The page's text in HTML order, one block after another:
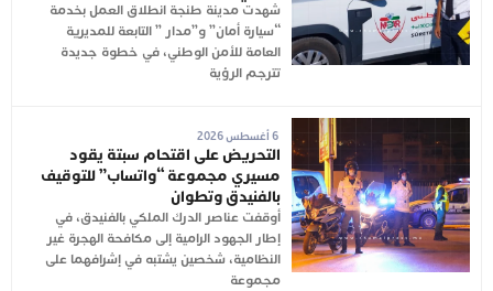
شهدت مدينة طنجة انطلاق العمل بخدمة
“سيارة أمان” و”مدار ” التابعة للمديرية
العامة للأمن الوطني، في خطوة جديدة
تترجم الرؤية
6 أغسطس 2026
التحريض على اقتحام سبتة يقود
مسيري مجموعة “واتساب” للتوقيف
بالفنيدق وتطوان
أوقفت عناصر الدرك الملكي بالفنيدق، في
إطار الجهود الرامية إلى مكافحة الهجرة غير
النظامية، شخصين يشتبه في إشرافهما على
مجموعة